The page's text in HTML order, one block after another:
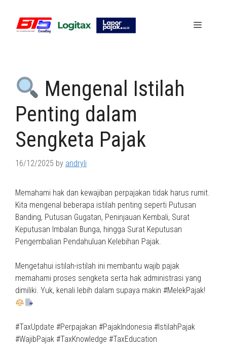
content
Menu
Mengenal Istilah
Penting dalam
Sengketa Pajak
16/12/2025 by andryli
Memahami hak dan kewajiban perpajakan tidak harus rumit.
Kita mengenal beberapa istilah penting seperti Putusan
Banding, Putusan Gugatan, Peninjauan Kembali, Surat
Keputusan Imbalan Bunga, hingga Surat Keputusan
Pengembalian Pendahuluan Kelebihan Pajak.
Mengetahui istilah-istilah ini membantu wajib pajak
memahami proses sengketa serta hak administrasi yang
dimiliki. Yuk, kenali lebih dalam supaya makin #MelekPajak!
#TaxUpdate #Perpajakan #PajakIndonesia #IstilahPajak
#WajibPajak #TaxKnowledge #TaxEducation